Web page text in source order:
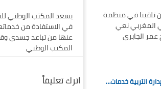
يسعد المكتب الوطني
عنها من تباعد جسدي
المكتب الوطني
اترك تعليقاً
تلقينا في منظمة
المغربي نعي
عمر الجابري
التربية خدمات…